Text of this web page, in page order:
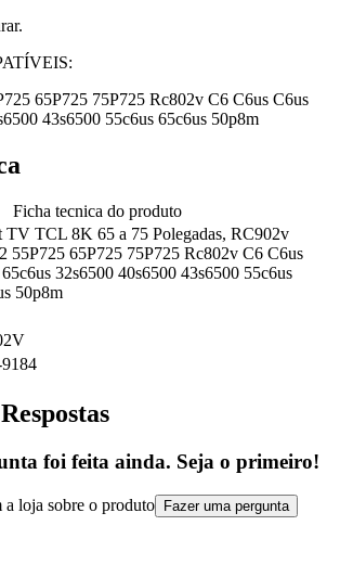
65P725 75P725 Rc802v C6 C6us C6us
43s6500 55c6us 65c6us 50p8m
Ficha tecnica do produto
TV TCL 8K 65 a 75 Polegadas, RC902v
55P725 65P725 75P725 Rc802v C6 C6us
32s6500 40s6500 43s6500 55c6us
50p8m
foi feita ainda. Seja o primeiro!
a loja sobre o produto Fazer uma pergunta